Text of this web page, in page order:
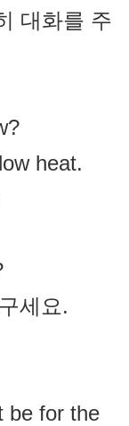
대화를 주
heat.
세요.
be for the